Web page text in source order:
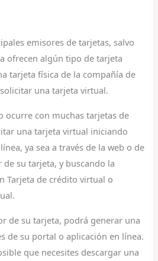
emisores de tarjetas, salvo
ofrecen algún tipo de tarjeta
tarjeta física de la compañía de
una tarjeta virtual.
ocurre con muchas tarjetas de
una tarjeta virtual iniciando
ya sea a través de la web o de
su tarjeta, y buscando la
Tarjeta de crédito virtual o
de su tarjeta, podrá generar una
de su portal o aplicación en línea.
que necesites descargar una